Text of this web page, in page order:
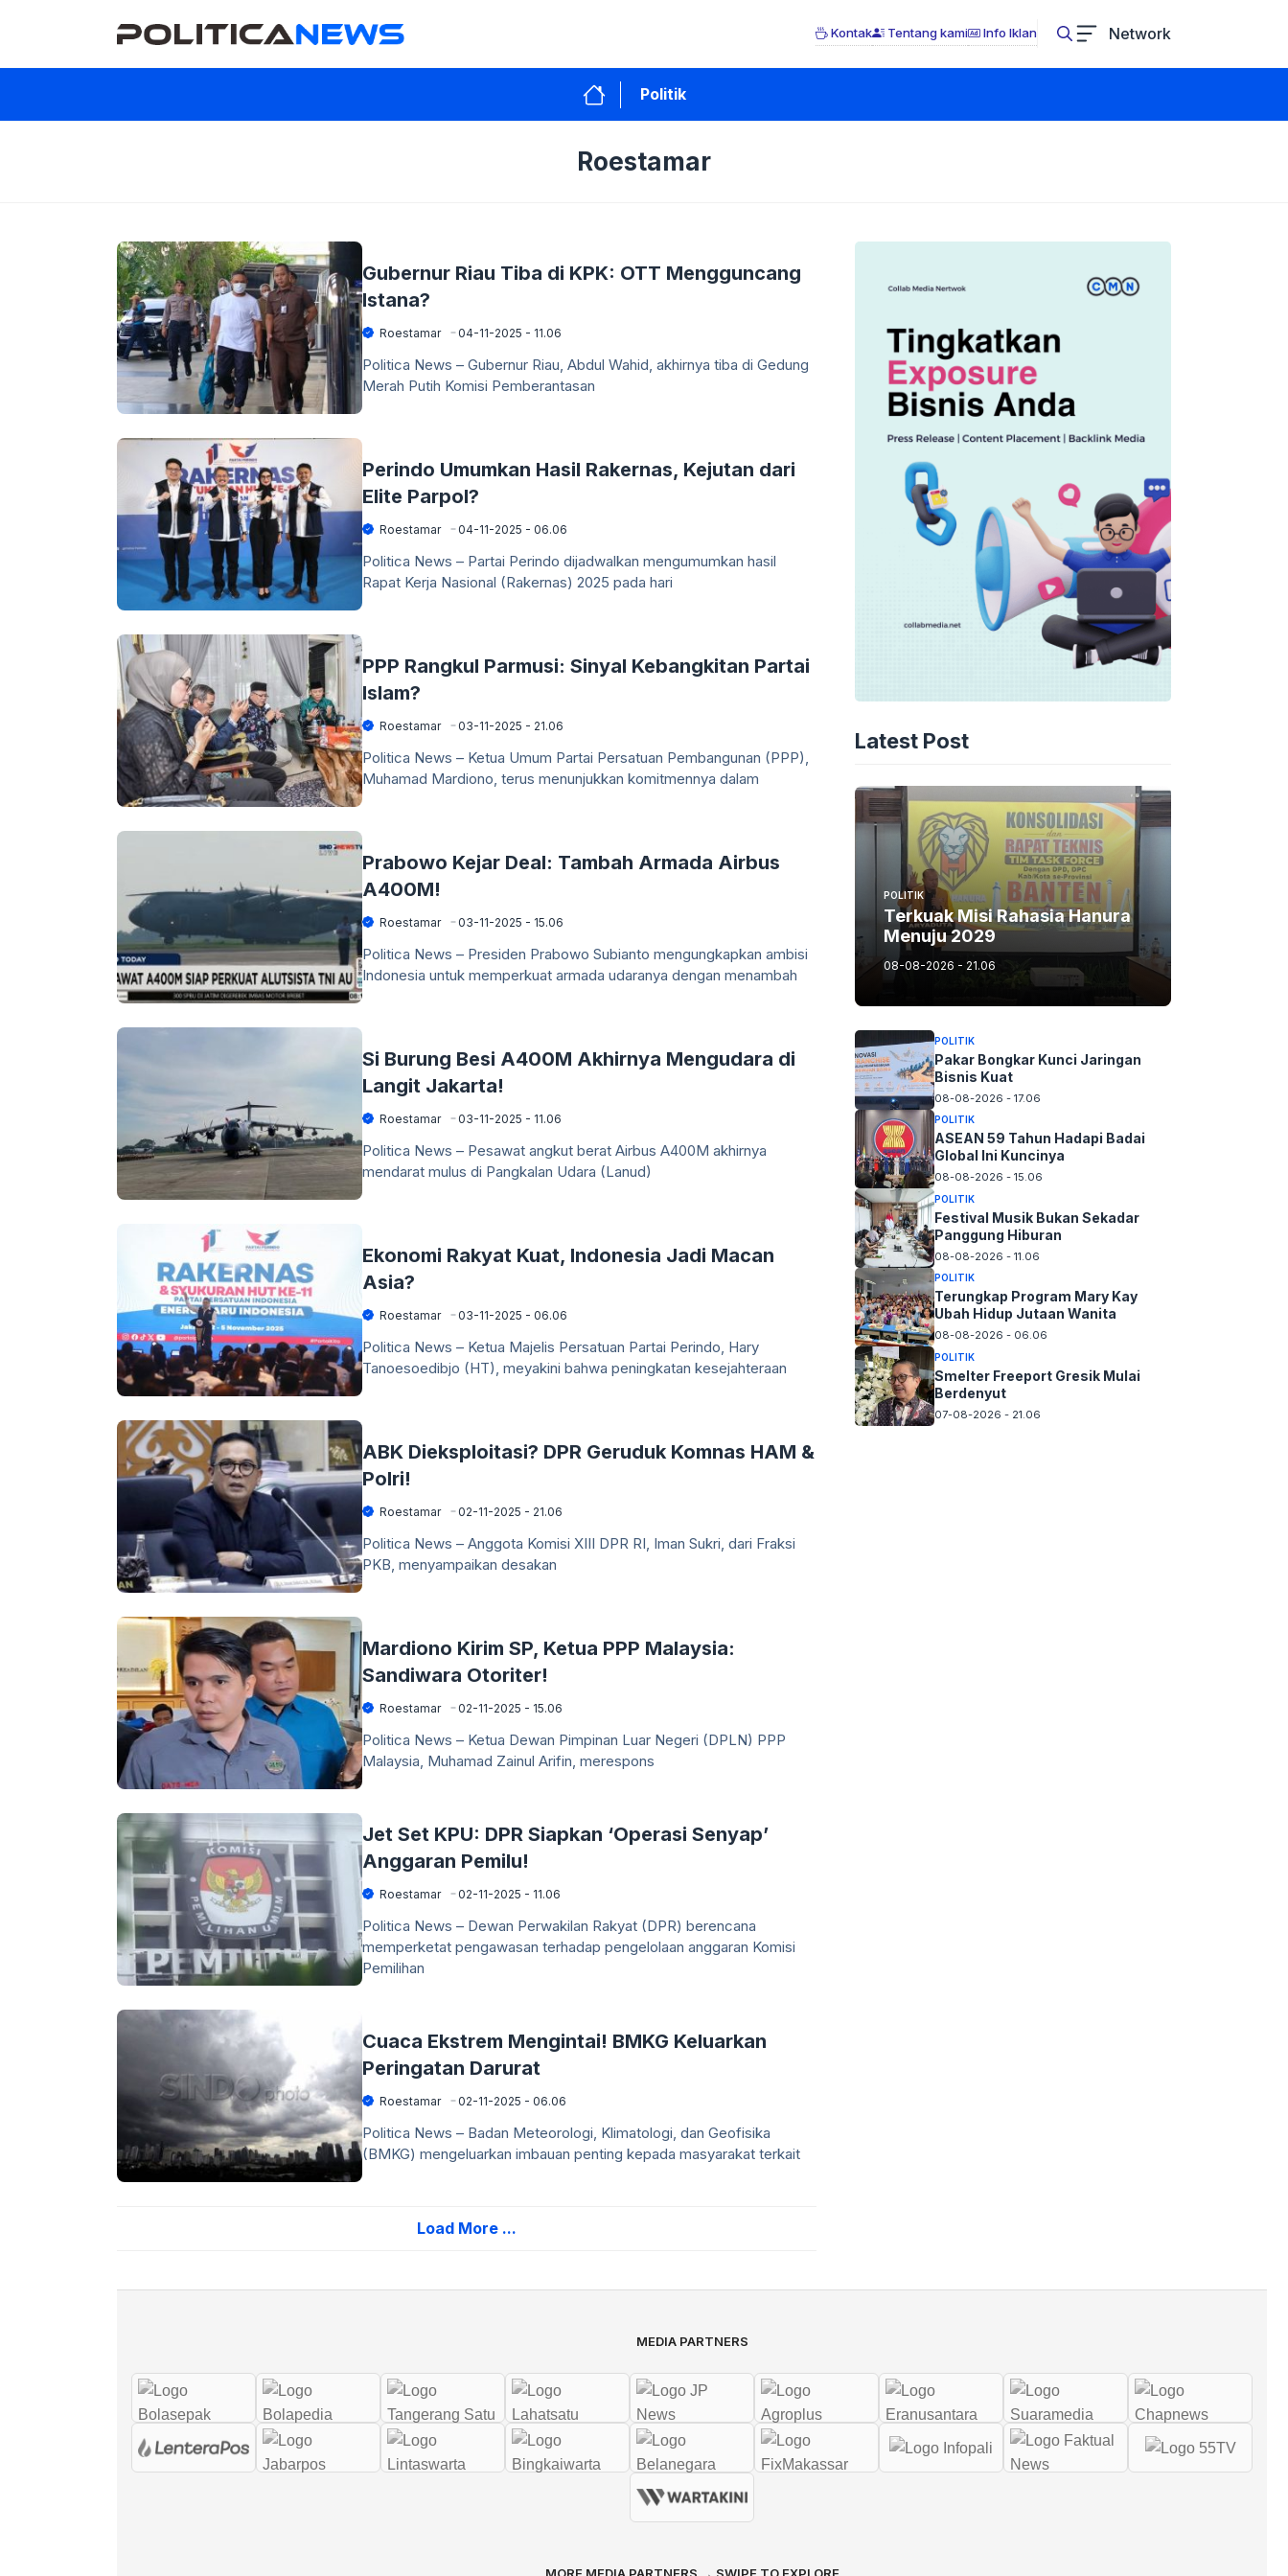
Kontak Tentang kami Info Iklan Network
Politik
Roestamar
Gubernur Riau Tiba di KPK: OTT Mengguncang
Istana?
Roestamar 04-11-2025 - 11.06
Politica News – Gubernur Riau, Abdul Wahid, akhirnya tiba di Gedung
Merah Putih Komisi Pemberantasan
Perindo Umumkan Hasil Rakernas, Kejutan dari
Elite Parpol?
Roestamar 04-11-2025 - 06.06
Politica News – Partai Perindo dijadwalkan mengumumkan hasil
Rapat Kerja Nasional (Rakernas) 2025 pada hari
PPP Rangkul Parmusi: Sinyal Kebangkitan Partai
Islam?
Roestamar 03-11-2025 - 21.06
Politica News – Ketua Umum Partai Persatuan Pembangunan (PPP),
Muhamad Mardiono, terus menunjukkan komitmennya dalam
Prabowo Kejar Deal: Tambah Armada Airbus
A400M!
Roestamar 03-11-2025 - 15.06
Politica News – Presiden Prabowo Subianto mengungkapkan ambisi
Indonesia untuk memperkuat armada udaranya dengan menambah
Si Burung Besi A400M Akhirnya Mengudara di
Langit Jakarta!
Roestamar 03-11-2025 - 11.06
Politica News – Pesawat angkut berat Airbus A400M akhirnya
mendarat mulus di Pangkalan Udara (Lanud)
Ekonomi Rakyat Kuat, Indonesia Jadi Macan
Asia?
Roestamar 03-11-2025 - 06.06
Politica News – Ketua Majelis Persatuan Partai Perindo, Hary
Tanoesoedibjo (HT), meyakini bahwa peningkatan kesejahteraan
ABK Dieksploitasi? DPR Geruduk Komnas HAM &
Polri!
Roestamar 02-11-2025 - 21.06
Politica News – Anggota Komisi XIII DPR RI, Iman Sukri, dari Fraksi
PKB, menyampaikan desakan
Mardiono Kirim SP, Ketua PPP Malaysia:
Sandiwara Otoriter!
Roestamar 02-11-2025 - 15.06
Politica News – Ketua Dewan Pimpinan Luar Negeri (DPLN) PPP
Malaysia, Muhamad Zainul Arifin, merespons
Jet Set KPU: DPR Siapkan ‘Operasi Senyap’
Anggaran Pemilu!
Roestamar 02-11-2025 - 11.06
Politica News – Dewan Perwakilan Rakyat (DPR) berencana
memperketat pengawasan terhadap pengelolaan anggaran Komisi
Pemilihan
Cuaca Ekstrem Mengintai! BMKG Keluarkan
Peringatan Darurat
Roestamar 02-11-2025 - 06.06
Politica News – Badan Meteorologi, Klimatologi, dan Geofisika
(BMKG) mengeluarkan imbauan penting kepada masyarakat terkait
Load More ...
Latest Post
POLITIK
Terkuak Misi Rahasia Hanura
Menuju 2029
08-08-2026 - 21.06
POLITIK
Pakar Bongkar Kunci Jaringan
Bisnis Kuat
08-08-2026 - 17.06
POLITIK
ASEAN 59 Tahun Hadapi Badai
Global Ini Kuncinya
08-08-2026 - 15.06
POLITIK
Festival Musik Bukan Sekadar
Panggung Hiburan
08-08-2026 - 11.06
POLITIK
Terungkap Program Mary Kay
Ubah Hidup Jutaan Wanita
08-08-2026 - 06.06
POLITIK
Smelter Freeport Gresik Mulai
Berdenyut
07-08-2026 - 21.06
MEDIA PARTNERS